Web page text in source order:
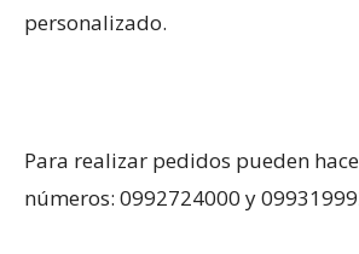
personalizado.
Para realizar pedidos pueden
números: 0992724000 y